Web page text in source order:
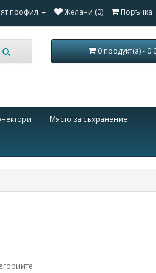
профил Желани (0) Поръчка
0 продукт(а) -
Място за съхранение